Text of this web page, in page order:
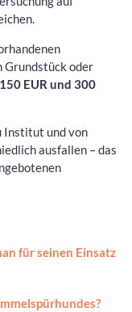
Grundstück oder
EUR und 300
Institut und von
ausfallen – das
für seinen Einsatz